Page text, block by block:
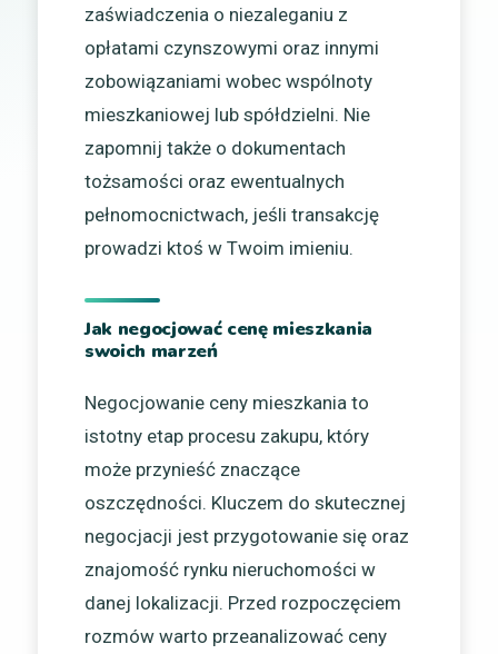
zaświadczenia o niezaleganiu z
opłatami czynszowymi oraz innymi
zobowiązaniami wobec wspólnoty
mieszkaniowej lub spółdzielni. Nie
zapomnij także o dokumentach
tożsamości oraz ewentualnych
pełnomocnictwach, jeśli transakcję
prowadzi ktoś w Twoim imieniu.
Jak negocjować cenę mieszkania
swoich marzeń
Negocjowanie ceny mieszkania to
istotny etap procesu zakupu, który
może przynieść znaczące
oszczędności. Kluczem do skutecznej
negocjacji jest przygotowanie się oraz
znajomość rynku nieruchomości w
danej lokalizacji. Przed rozpoczęciem
rozmów warto przeanalizować ceny